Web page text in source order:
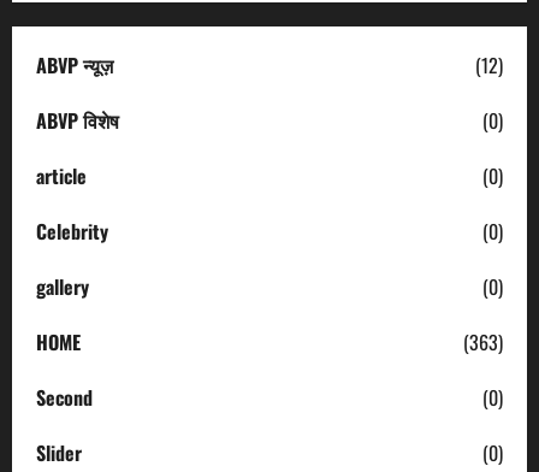
ABVP न्यूज़
(12)
ABVP विशेष
(0)
article
(0)
Celebrity
(0)
gallery
(0)
HOME
(363)
Second
(0)
Slider
(0)